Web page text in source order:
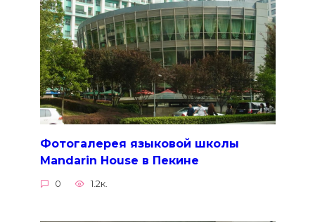
Фотогалерея языковой школы
Mandarin House в Пекине
0 1.2к.